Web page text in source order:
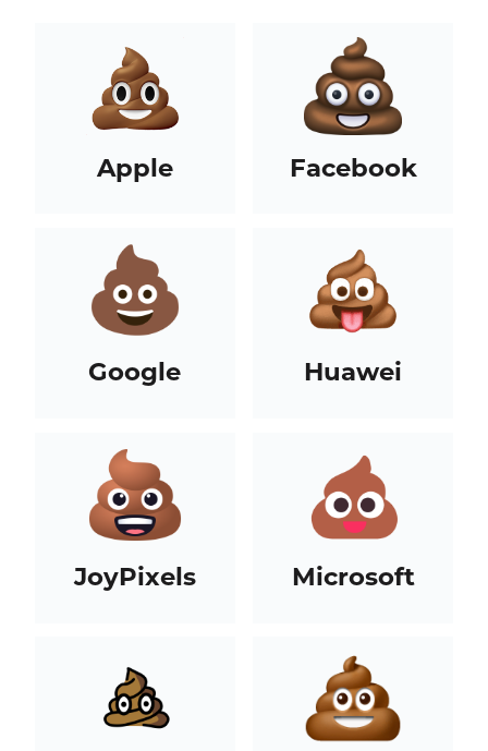
Apple Facebook
Google Huawei
JoyPixels Microsoft